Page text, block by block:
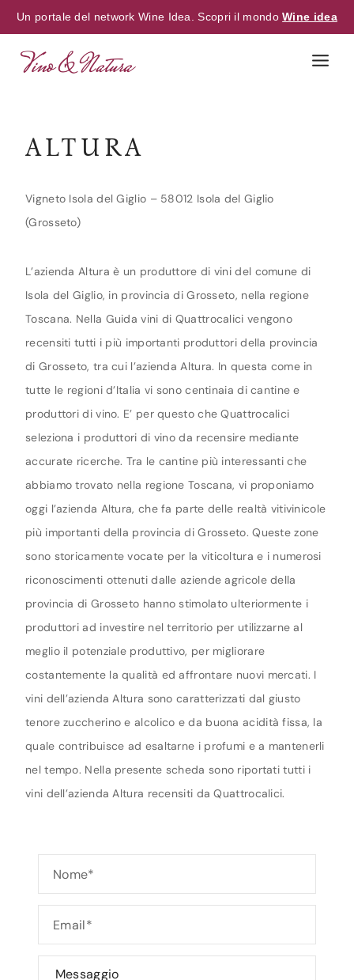
Un portale del network Wine Idea. Scopri il mondoWine idea
ALTURA
Vigneto Isola del Giglio – 58012 Isola del Giglio
(Grosseto)
L’azienda Altura è un produttore di vini del comune di
Isola del Giglio, in provincia di Grosseto, nella regione
Toscana. Nella Guida vini di Quattrocalici vengono
recensiti tutti i più importanti produttori della provincia
di Grosseto, tra cui l’azienda Altura. In questa come in
tutte le regioni d’Italia vi sono centinaia di cantine e
produttori di vino. E’ per questo che Quattrocalici
seleziona i produttori di vino da recensire mediante
accurate ricerche. Tra le cantine più interessanti che
abbiamo trovato nella regione Toscana, vi proponiamo
oggi l’azienda Altura, che fa parte delle realtà vitivinicole
più importanti della provincia di Grosseto. Queste zone
sono storicamente vocate per la viticoltura e i numerosi
riconoscimenti ottenuti dalle aziende agricole della
provincia di Grosseto hanno stimolato ulteriormente i
produttori ad investire nel territorio per utilizzarne al
meglio il potenziale produttivo, per migliorare
costantemente la qualità ed affrontare nuovi mercati. I
vini dell’azienda Altura sono caratterizzati dal giusto
tenore zuccherino e alcolico e da buona acidità fissa, la
quale contribuisce ad esaltarne i profumi e a mantenerli
nel tempo. Nella presente scheda sono riportati tutti i
vini dell’azienda Altura recensiti da Quattrocalici.